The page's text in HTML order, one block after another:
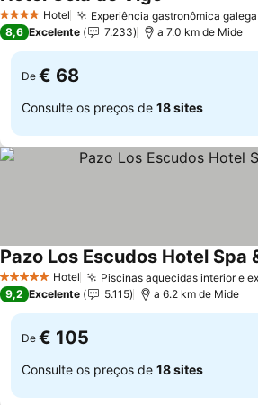
4 EstrelasHotel Experiência gastronômica
8,6 Excelente 7.233 a 7.0 km de Mide
De € 68
Consulte os preços de 18 sites
5 Estrelas Hotel Piscinas aquecidas interior e
Pazo Los Escudos Hotel Spa
9,2 Excelente 5.115 a 6.2 km de Mide
De € 105
Consulte os preços de 18 sites